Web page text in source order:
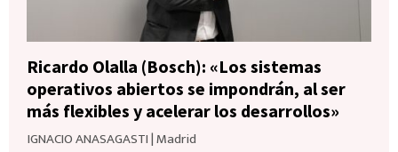
Ricardo Olalla (Bosch): «Los sistemas
operativos abiertos se impondrán, al ser
más flexibles y acelerar los desarrollos»
IGNACIO ANASAGASTI|Madrid